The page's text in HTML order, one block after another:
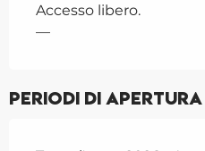
Accesso libero.
—
Periodi di apertura